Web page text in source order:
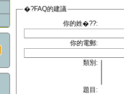
�?FAQ的建議
你的姓�??:
你的電郵:
類別:
題目: